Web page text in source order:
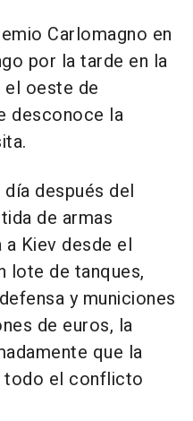
Carlomagno en
por la tarde en la
el oeste de
desconoce la
después del
de armas
Kiev desde el
lote de tanques,
y municiones
de euros, la
que la
todo el conflicto